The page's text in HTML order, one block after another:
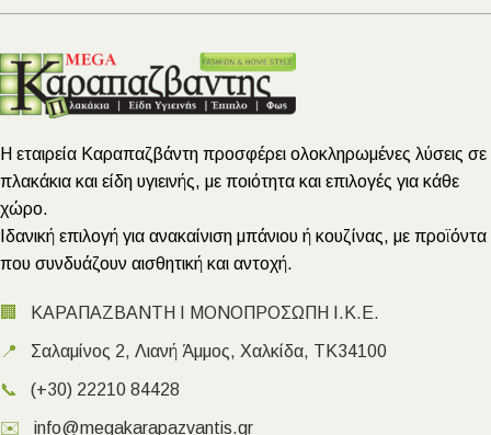
Η εταιρεία Καραπαζβάντη προσφέρει ολοκληρωμένες λύσεις σε
πλακάκια και είδη υγιεινής, με ποιότητα και επιλογές για κάθε
χώρο.
Ιδανική επιλογή για ανακαίνιση μπάνιου ή κουζίνας, με προϊόντα
που συνδυάζουν αισθητική και αντοχή.
🏢 ΚΑΡΑΠΑΖΒΑΝΤΗ Ι ΜΟΝΟΠΡΟΣΩΠΗ Ι.Κ.Ε.
📍 Σαλαμίνος 2, Λιανή Άμμος, Χαλκίδα, ΤΚ34100
📞 (+30) 22210 84428
✉️ info@megakarapazvantis.gr